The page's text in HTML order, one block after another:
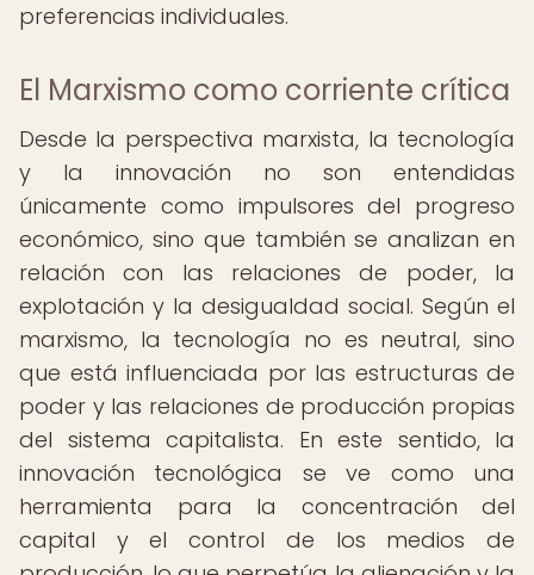
preferencias individuales.
El Marxismo como corriente crítica
Desde la perspectiva marxista, la tecnología
y la innovación no son entendidas
únicamente como impulsores del progreso
económico, sino que también se analizan en
relación con las relaciones de poder, la
explotación y la desigualdad social. Según el
marxismo, la tecnología no es neutral, sino
que está influenciada por las estructuras de
poder y las relaciones de producción propias
del sistema capitalista. En este sentido, la
innovación tecnológica se ve como una
herramienta para la concentración del
capital y el control de los medios de